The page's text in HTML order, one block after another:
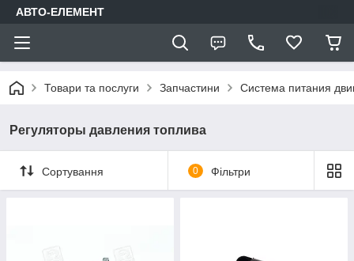
АВТО-ЕЛЕМЕНТ
Товари та послуги Запчастини Система питания
Регуляторы давления топлива
Сортування 0 Фільтри